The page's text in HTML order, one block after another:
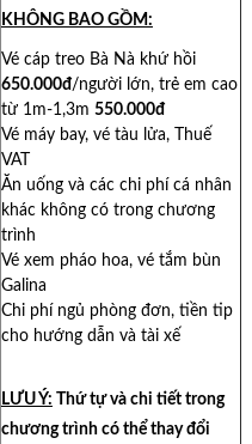
KHÔNG BAO GỒM:
Vé cáp treo Bà Nà khứ hồi
650.000đ/người lớn, trẻ em cao
từ 1m-1,3m 550.000đ
Vé máy bay, vé tàu lửa, Thuế
VAT
Ăn uống và các chi phí cá nhân
khác không có trong chương
trình
Vé xem pháo hoa, vé tắm bùn
Galina
Chi phí ngủ phòng đơn, tiền tip
cho hướng dẫn và tài xế
LƯU Ý: Thứ tự và chi tiết trong
chương trình có thể thay đổi